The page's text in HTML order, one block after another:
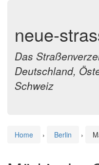
neue-
Das
Deutschland,
Schweiz
Home › Berlin ›